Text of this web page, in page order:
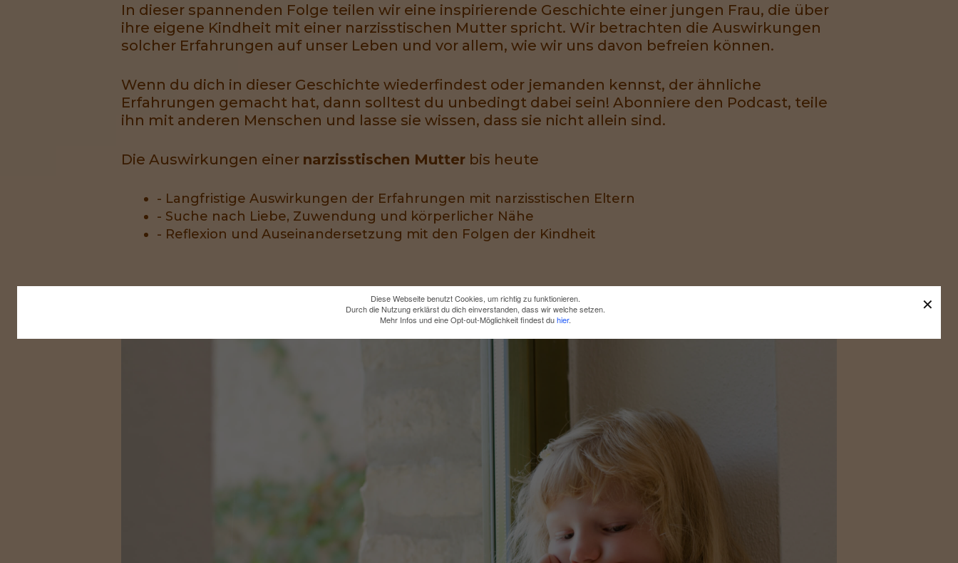
In dieser spannenden Folge teilen wir eine inspirierende Geschichte einer jungen Frau, die über
ihre eigene Kindheit mit einer narzisstischen Mutter spricht. Wir betrachten die Auswirkungen
solcher Erfahrungen auf unser Leben und vor allem, wie wir uns davon befreien können.
Wenn du dich in dieser Geschichte wiederfindest oder jemanden kennst, der ähnliche
Erfahrungen gemacht hat, dann solltest du unbedingt dabei sein! Abonniere den Podcast, teile
ihn mit anderen Menschen und lasse sie wissen, dass sie nicht allein sind.
Die Auswirkungen einer narzisstischen Mutter bis heute
- Langfristige Auswirkungen der Erfahrungen mit narzisstischen Eltern
- Suche nach Liebe, Zuwendung und körperlicher Nähe
- Reflexion und Auseinandersetzung mit den Folgen der Kindheit
✕
Diese Webseite benutzt Cookies, um richtig zu funktionieren.
Durch die Nutzung erklärst du dich einverstanden, dass wir welche setzen.
Mehr Infos und eine Opt-out-Möglichkeit findest duhier.